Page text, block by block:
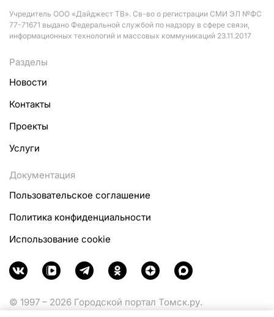
Учредитель ООО «Дайджест ТВ». Св-во о регистрации СМИ ЭЛ №ФС
77-71671 выдано Федеральной службой по надзору в сфере связи,
информационных технологий и массовых коммуникаций 23.11.2017
Разделы
Новости
Контакты
Проекты
Услуги
Документация
Пользовательское соглашение
Политика конфиденциальности
Использование cookie
© 1997 – 2026 Городской портал Томск.ру.